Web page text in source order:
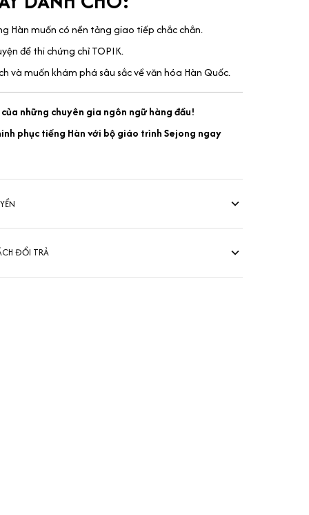
Hàn muốn có nền tảng giao tiếp chắc chắn.
để thi chứng chỉ TOPIK.
và muốn khám phá sâu sắc về văn hóa Hàn Quốc.
những chuyên gia ngôn ngữ hàng đầu!
phục tiếng Hàn với bộ giáo trình Sejong ngay
ĐỔI TRẢ